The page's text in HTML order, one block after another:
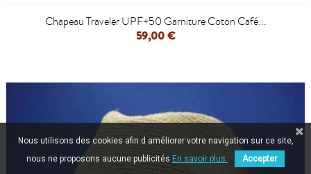
Chapeau Traveler UPF+50 Garniture Coton Café...
59,00 €
Nous utilisons des cookies afin d améliorer votre navigation sur ce site,
nous ne proposons aucune publicités En savoir plus. Accepter